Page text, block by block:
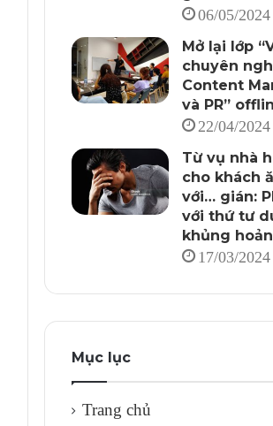
06/05/2024
Mở lại lớp
chuyên
Content
và PR”
22/04/2024
Từ vụ nhà
cho khách
với… gián:
với thứ tư
khủng
17/03/2024
Mục lục
Trang chủ